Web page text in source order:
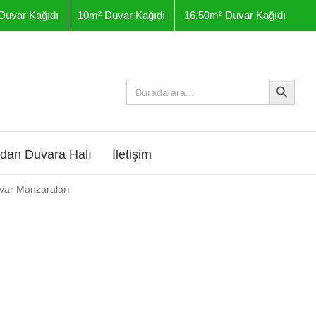
Kağıdı 10m² Duvar Kağıdı 16.50m² Duvar Kağıdı
Arama
yap:
Arama Butonu
Duvara Halı İletişim
Manzaraları